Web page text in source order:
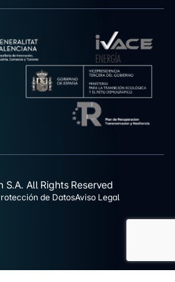
S.A. All Rights Reserved
de DatosAviso Legal